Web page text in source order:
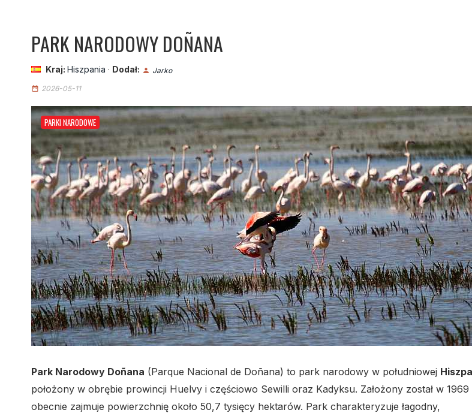
PARK NARODOWY DOÑANA
Kraj: Hiszpania · Dodał: person Jarko
date_range 2026-05-11
PARKI NARODOWE
Park Narodowy Doñana (Parque Nacional de Doñana) to park narodowy w południowej
położony w obrębie prowincji Huelvy i częściowo Sewilli oraz Kadyksu. Założony został w
obecnie zajmuje powierzchnię około 50,7 tysięcy hektarów. Park charakteryzuje łagodny,